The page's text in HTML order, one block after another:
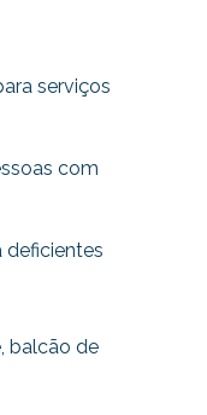
serviços
com
deficientes
balcão de